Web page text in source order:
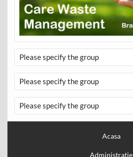
Please specify the group
Please specify the group
Please specify the group
Acasa
Administratie